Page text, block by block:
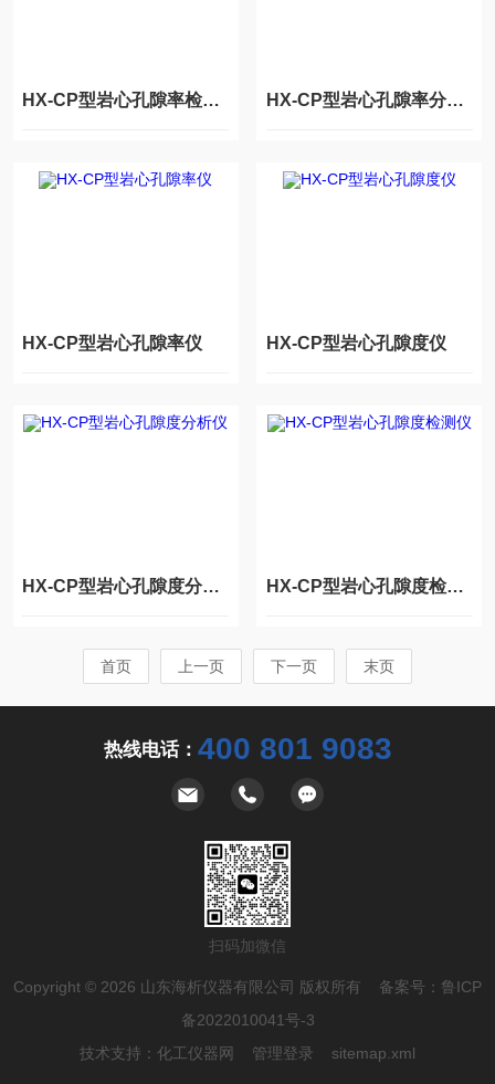
HX-CP型岩心孔隙率检测仪 HX-CP型岩心孔隙率分析仪
HX-CP型岩心孔隙率仪 HX-CP型岩心孔隙度仪
HX-CP型岩心孔隙度分析仪 HX-CP型岩心孔隙度检测仪
首页 上一页 下一页 末页
热线电话： 400 801 9083
扫码加微信
Copyright © 2026 山东海析仪器有限公司 版权所有 备案号： 鲁ICP
备2022010041号-3
技术支持： 化工仪器网 管理登录 sitemap.xml